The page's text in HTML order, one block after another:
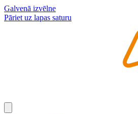
Galvenā izvēlne
Pāriet uz lapas saturu